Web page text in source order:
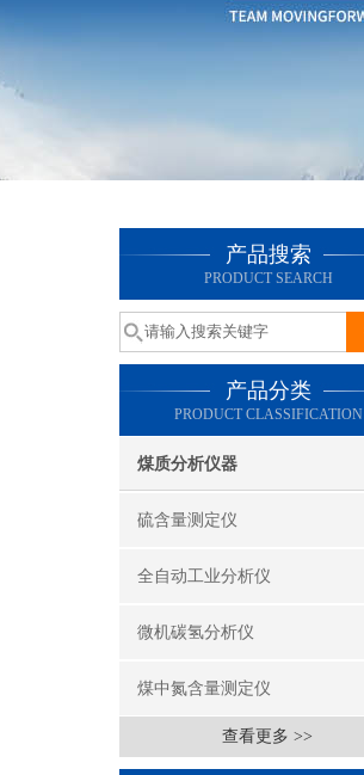
产品搜索
PRODUCT SEARCH
产品分类
PRODUCT CLASSIFICATION
煤质分析仪器
硫含量测定仪
全自动工业分析仪
微机碳氢分析仪
煤中氮含量测定仪
查看更多 >>